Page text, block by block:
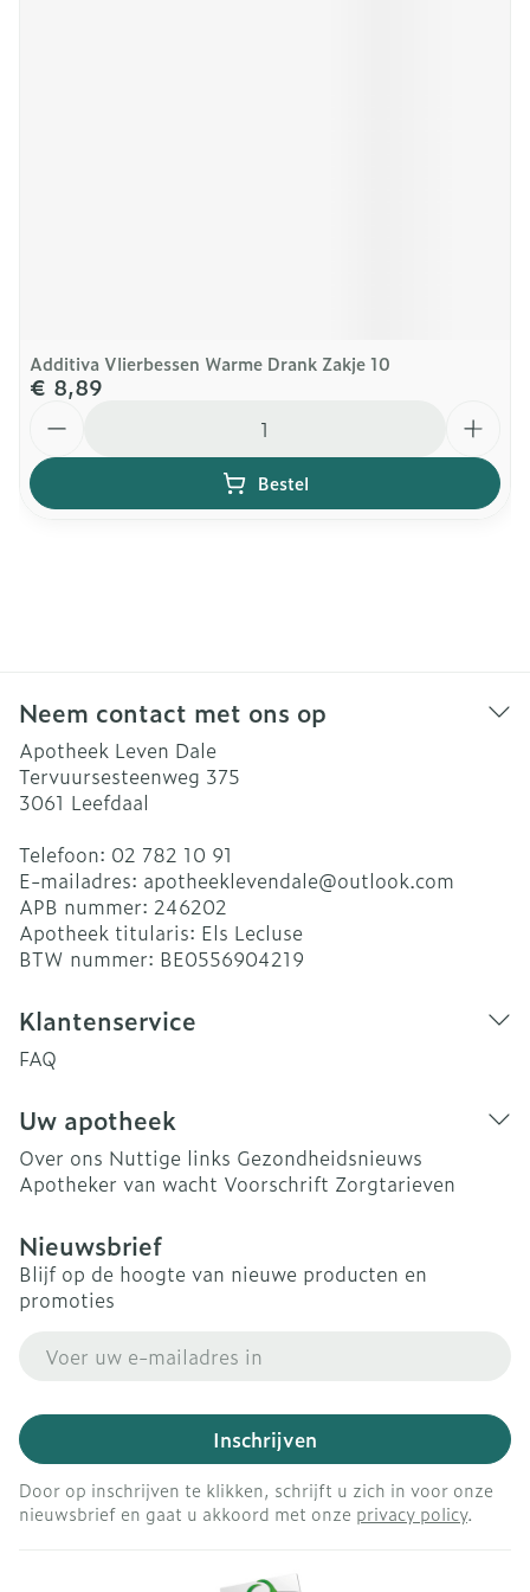
Additiva Vlierbessen Warme Drank Zakje 10
€ 8,89
Bestel
Neem contact met ons op
Apotheek Leven Dale
Tervuursesteenweg 375
3061 Leefdaal
Telefoon: 02 782 10 91
E-mailadres: apotheeklevendale@outlook.com
APB nummer: 246202
Apotheek titularis: Els Lecluse
BTW nummer: BE0556904219
Klantenservice
FAQ
Uw apotheek
Over ons Nuttige links Gezondheidsnieuws
Apotheker van wacht Voorschrift Zorgtarieven
Nieuwsbrief
Blijf op de hoogte van nieuwe producten en
promoties
Inschrijven
Door op inschrijven te klikken, schrijft u zich in voor onze
nieuwsbrief en gaat u akkoord met onze privacy policy.